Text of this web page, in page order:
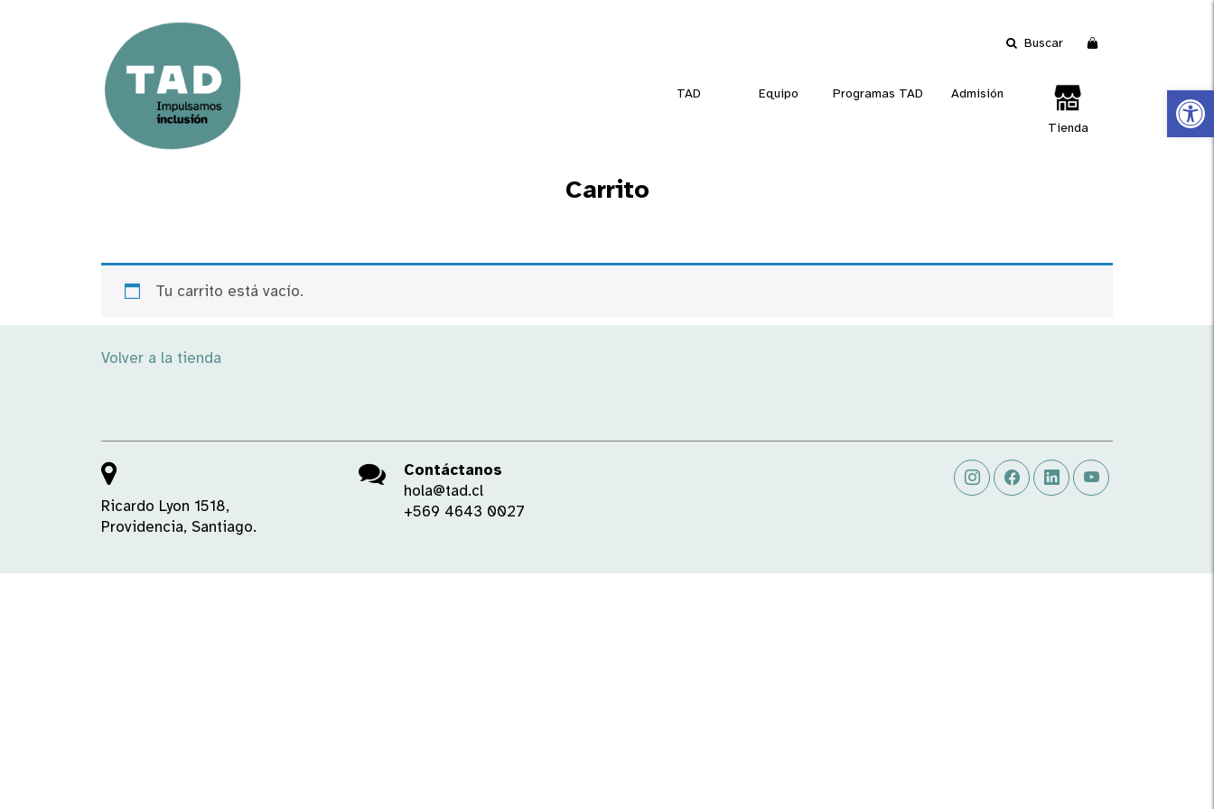
Abrir
Buscar
TAD Equipo Programas TAD Admisión
Tienda
Carrito
Tu carrito está vacío.
Volver a la tienda
Ricardo Lyon 1518,
Providencia, Santiago.
Contáctanos
hola@tad.cl
+569 4643 0027